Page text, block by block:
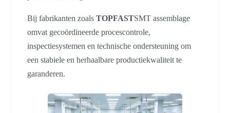
Bij fabrikanten zoals TOPFASTSMT assemblage
omvat gecoördineerde procescontrole,
inspectiesystemen en technische ondersteuning om
een stabiele en herhaalbare productiekwaliteit te
garanderen.